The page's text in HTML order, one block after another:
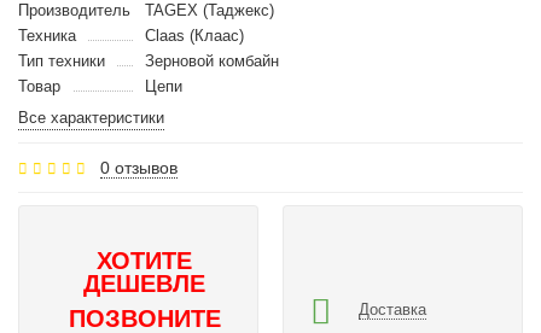
Производитель
TAGEX (Таджекс)
Техника
Claas (Клаас)
Тип техники
Зерновой комбайн
Товар
Цепи
Все характеристики
0 отзывов
ХОТИТЕ
ДЕШЕВЛЕ
ПОЗВОНИТЕ
Доставка